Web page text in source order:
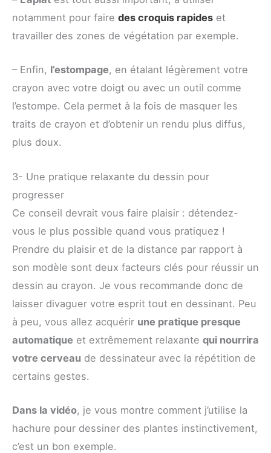
notamment pour faire des croquis rapides et
travailler des zones de végétation par exemple.
– Enfin, l’estompage, en étalant légèrement votre
crayon avec votre doigt ou avec un outil comme
l’estompe. Cela permet à la fois de masquer les
traits de crayon et d’obtenir un rendu plus diffus,
plus doux.
3- Une pratique relaxante du dessin pour
progresser
Ce conseil devrait vous faire plaisir : détendez-
vous le plus possible quand vous pratiquez !
Prendre du plaisir et de la distance par rapport à
son modèle sont deux facteurs clés pour réussir un
dessin au crayon. Je vous recommande donc de
laisser divaguer votre esprit tout en dessinant. Peu
à peu, vous allez acquérir une pratique presque
automatique et extrêmement relaxante qui nourrira
votre cerveau de dessinateur avec la répétition de
certains gestes.
Dans la vidéo, je vous montre comment j’utilise la
hachure pour dessiner des plantes instinctivement,
c’est un bon exemple.